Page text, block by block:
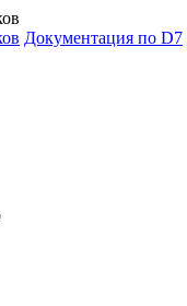
Документация по D7